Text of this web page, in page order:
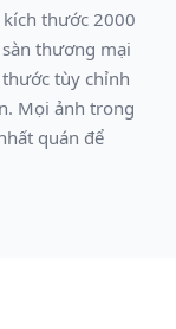
kích thước 2000
thương mại
tùy chỉnh
Mọi ảnh trong
quán để